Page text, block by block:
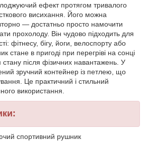
ефект протягом тривалого
висихання. Його можна
— достатньо просто намочити
прохолоду. Він чудово підходить для
фітнесу, бігу, йоги, велоспорту або
стане в пригоді при перегріві на сонці
після фізичних навантажень. У
зручний контейнер із петлею, що
Це практичний і стильний
використання.
спортивний рушник